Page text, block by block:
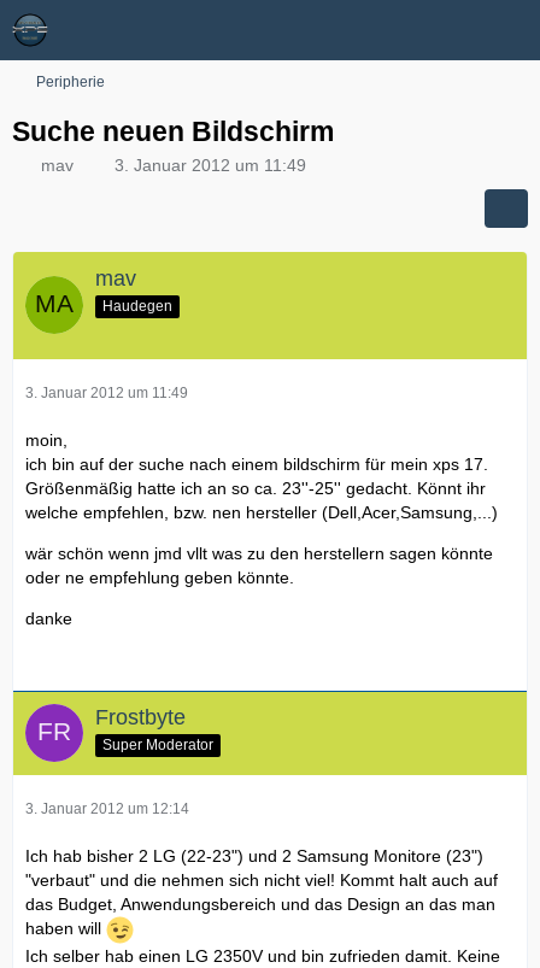
Peripherie
Suche neuen Bildschirm
mav 3. Januar 2012 um 11:49
mav
Haudegen
3. Januar 2012 um 11:49
moin,
ich bin auf der suche nach einem bildschirm für mein xps 17.
Größenmäßig hatte ich an so ca. 23''-25'' gedacht. Könnt ihr
welche empfehlen, bzw. nen hersteller (Dell,Acer,Samsung,...)
wär schön wenn jmd vllt was zu den herstellern sagen könnte
oder ne empfehlung geben könnte.
danke
Frostbyte
Super Moderator
3. Januar 2012 um 12:14
Ich hab bisher 2 LG (22-23") und 2 Samsung Monitore (23")
"verbaut" und die nehmen sich nicht viel! Kommt halt auch auf
das Budget, Anwendungsbereich und das Design an das man
haben will
Ich selber hab einen LG 2350V und bin zufrieden damit. Keine